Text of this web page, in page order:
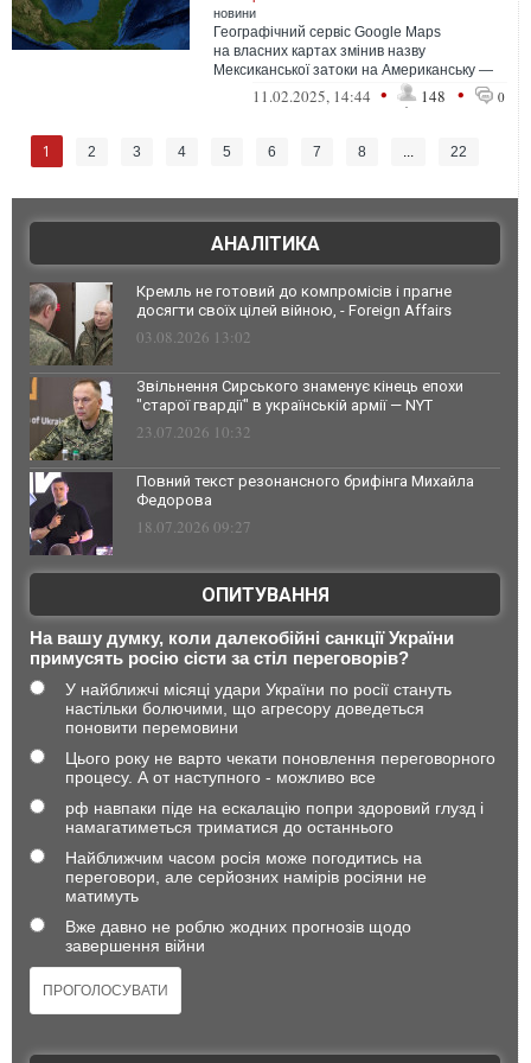
новини
Географічний сервіс Google Maps
на власних картах змінив назву
Мексиканської затоки на Американську —
на вимогу адміністрації президента США
11.02.2025, 14:44 • 148 • 0
1 2 3 4 5 6 7 8 ... 22
АНАЛІТИКА
Кремль не готовий до компромісів і прагне
досягти своїх цілей війною, - Foreign Affairs
03.08.2026 13:02
Звільнення Сирського знаменує кінець епохи
"старої гвардії" в українській армії — NYT
23.07.2026 10:32
Повний текст резонансного брифінга Михайла
Федорова
18.07.2026 09:27
ОПИТУВАННЯ
На вашу думку, коли далекобійні санкції України
примусять росію сісти за стіл переговорів?
У найближчі місяці удари України по росії стануть
настільки болючими, що агресору доведеться
поновити перемовини
Цього року не варто чекати поновлення переговорного
процесу. А от наступного - можливо все
рф навпаки піде на ескалацію попри здоровий глузд і
намагатиметься триматися до останнього
Найближчим часом росія може погодитись на
переговори, але серйозних намірів росіяни не
матимуть
Вже давно не роблю жодних прогнозів щодо
завершення війни